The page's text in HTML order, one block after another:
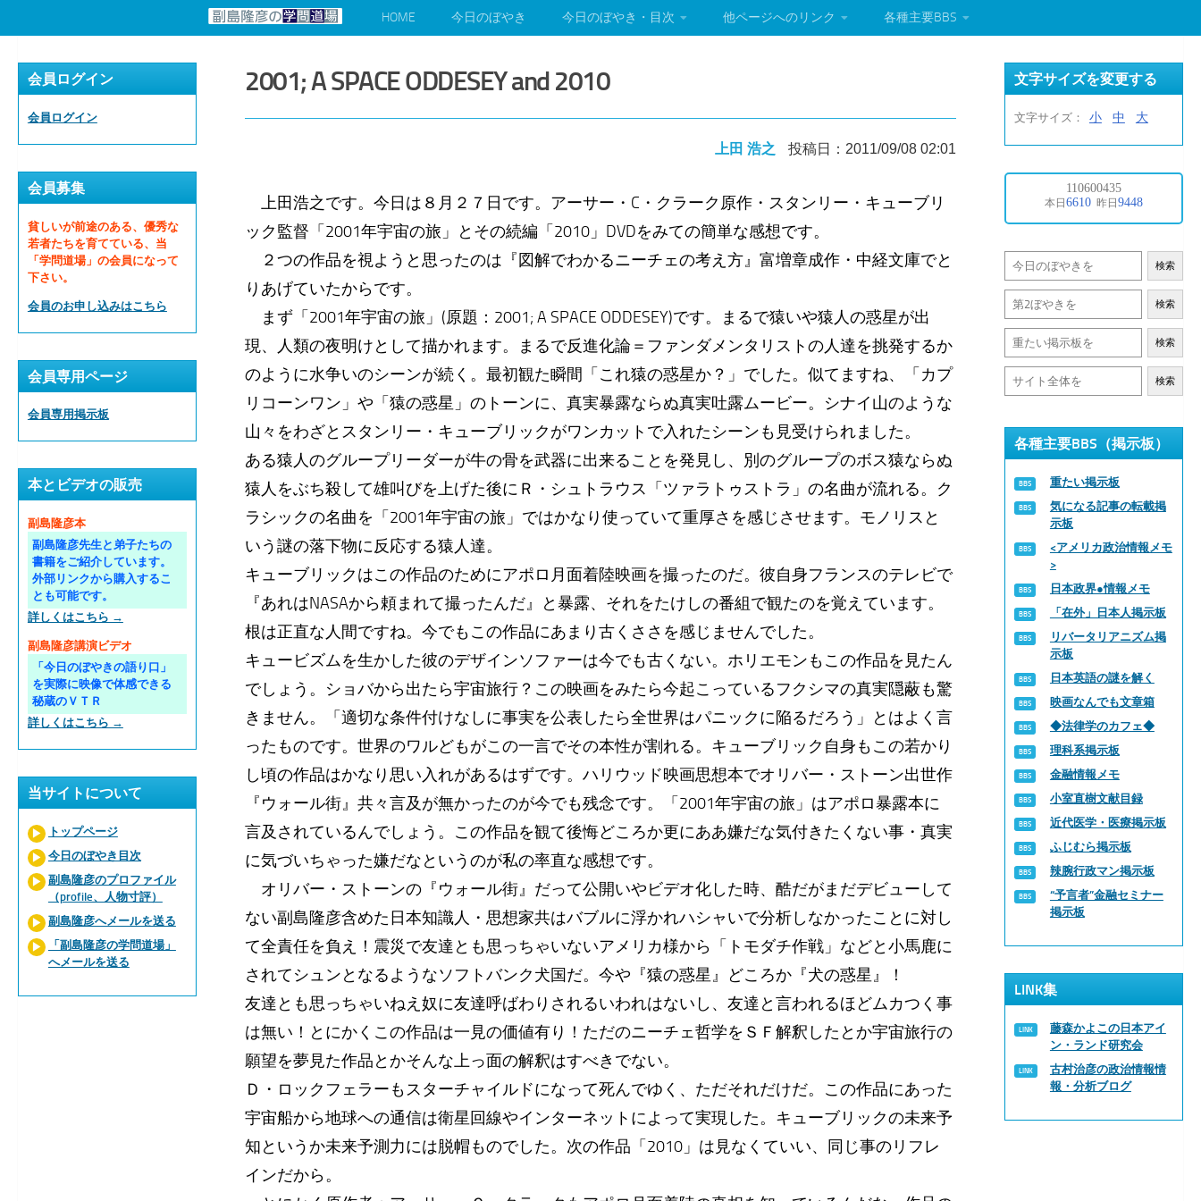
HOME 今日のぼやき 今日のぼやき・目次 他ページへのリンク 各種主要BBS
2001; A SPACE ODDESEY and 2010
上田 浩之 投稿日：2011/09/08 02:01
上田浩之です。今日は８月２７日です。アーサー・C・クラーク原作・スタンリー・キューブリ
ック監督「2001年宇宙の旅」とその続編「2010」DVDをみての簡単な感想です。
２つの作品を視ようと思ったのは『図解でわかるニーチェの考え方』富増章成作・中経文庫でと
りあげていたからです。
まず「2001年宇宙の旅」(原題：2001; A SPACE ODDESEY)です。まるで猿いや猿人の惑星が出
現、人類の夜明けとして描かれます。まるで反進化論＝ファンダメンタリストの人達を挑発するか
のように水争いのシーンが続く。最初観た瞬間「これ猿の惑星か？」でした。似てますね、「カプ
リコーンワン」や「猿の惑星」のトーンに、真実暴露ならぬ真実吐露ムービー。シナイ山のような
山々をわざとスタンリー・キューブリックがワンカットで入れたシーンも見受けられました。
ある猿人のグループリーダーが牛の骨を武器に出来ることを発見し、別のグループのボス猿ならぬ
猿人をぶち殺して雄叫びを上げた後にＲ・シュトラウス「ツァラトゥストラ」の名曲が流れる。ク
ラシックの名曲を「2001年宇宙の旅」ではかなり使っていて重厚さを感じさせます。モノリスと
いう謎の落下物に反応する猿人達。
キューブリックはこの作品のためにアポロ月面着陸映画を撮ったのだ。彼自身フランスのテレビで
『あれはNASAから頼まれて撮ったんだ』と暴露、それをたけしの番組で観たのを覚えています。
根は正直な人間ですね。今でもこの作品にあまり古くささを感じませんでした。
キュービズムを生かした彼のデザインソファーは今でも古くない。ホリエモンもこの作品を見たん
でしょう。ショバから出たら宇宙旅行？この映画をみたら今起こっているフクシマの真実隠蔽も驚
きません。「適切な条件付けなしに事実を公表したら全世界はパニックに陥るだろう」とはよく言
ったものです。世界のワルどもがこの一言でその本性が割れる。キューブリック自身もこの若かり
し頃の作品はかなり思い入れがあるはずです。ハリウッド映画思想本でオリバー・ストーン出世作
『ウォール街』共々言及が無かったのが今でも残念です。「2001年宇宙の旅」はアポロ暴露本に
言及されているんでしょう。この作品を観て後悔どころか更にああ嫌だな気付きたくない事・真実
に気づいちゃった嫌だなというのが私の率直な感想です。
オリバー・ストーンの『ウォール街』だって公開いやビデオ化した時、酷だがまだデビューして
ない副島隆彦含めた日本知識人・思想家共はバブルに浮かれハシャいで分析しなかったことに対し
て全責任を負え！震災で友達とも思っちゃいないアメリカ様から「トモダチ作戦」などと小馬鹿に
されてシュンとなるようなソフトバンク犬国だ。今や『猿の惑星』どころか『犬の惑星』！
友達とも思っちゃいねえ奴に友達呼ばわりされるいわれはないし、友達と言われるほどムカつく事
は無い！とにかくこの作品は一見の価値有り！ただのニーチェ哲学をＳＦ解釈したとか宇宙旅行の
願望を夢見た作品とかそんな上っ面の解釈はすべきでない。
Ｄ・ロックフェラーもスターチャイルドになって死んでゆく、ただそれだけだ。この作品にあった
宇宙船から地球への通信は衛星回線やインターネットによって実現した。キューブリックの未来予
知というか未来予測力には脱帽ものでした。次の作品「2010」は見なくていい、同じ事のリフレ
インだから。
会員ログイン
会員ログイン
会員募集
貧しいが前途のある、優秀な
若者たちを育てている、当
「学問道場」の会員になって
下さい。
会員のお申し込みはこちら
会員専用ページ
会員専用掲示板
本とビデオの販売
副島隆彦本
副島隆彦先生と弟子たちの
書籍をご紹介しています。
外部リンクから購入するこ
とも可能です。
詳しくはこちら →
副島隆彦講演ビデオ
「今日のぼやきの語り口」
を実際に映像で体感できる
秘蔵のＶＴＲ
詳しくはこちら →
当サイトについて
トップページ
今日のぼやき目次
副島隆彦のプロファイル
（profile、人物寸評）
副島隆彦へメールを送る
「副島隆彦の学問道場」
へメールを送る
文字サイズを変更する
文字サイズ： 小 中 大
検索
検索
検索
検索
各種主要BBS（掲示板）
重たい掲示板
気になる記事の転載掲
示板
<アメリカ政治情報メモ
>
日本政界●情報メモ
「在外」日本人掲示板
リバータリアニズム掲
示板
日本英語の謎を解く
映画なんでも文章箱
◆法律学のカフェ◆
理科系掲示板
金融情報メモ
小室直樹文献目録
近代医学・医療掲示板
ふじむら掲示板
辣腕行政マン掲示板
“予言者”金融セミナー
掲示板
LINK集
藤森かよこの日本アイ
ン・ランド研究会
古村治彦の政治情報情
報・分析ブログ